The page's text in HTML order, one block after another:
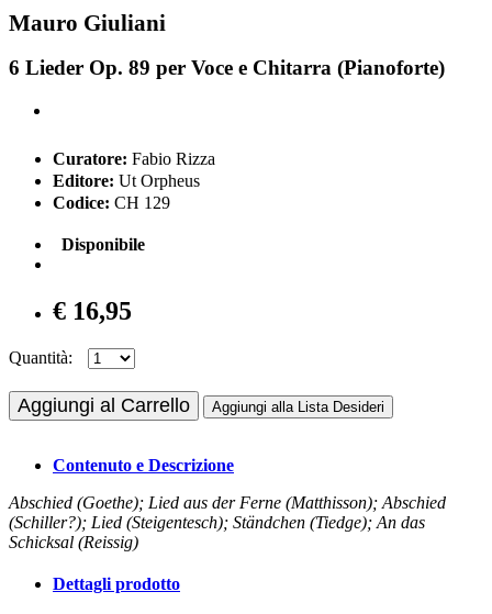
Mauro Giuliani
6 Lieder Op. 89 per Voce e Chitarra (Pianoforte)
Curatore: Fabio Rizza
Editore: Ut Orpheus
Codice: CH 129
Disponibile
€ 16,95
Quantità:
Aggiungi al Carrello Aggiungi alla Lista Desideri
Contenuto e Descrizione
Abschied (Goethe); Lied aus der Ferne (Matthisson); Abschied
(Schiller?); Lied (Steigentesch); Ständchen (Tiedge); An das
Schicksal (Reissig)
Dettagli prodotto